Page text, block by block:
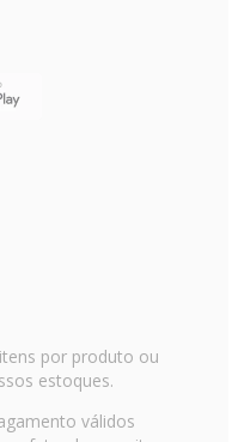
por produto ou
estoques.
válidos